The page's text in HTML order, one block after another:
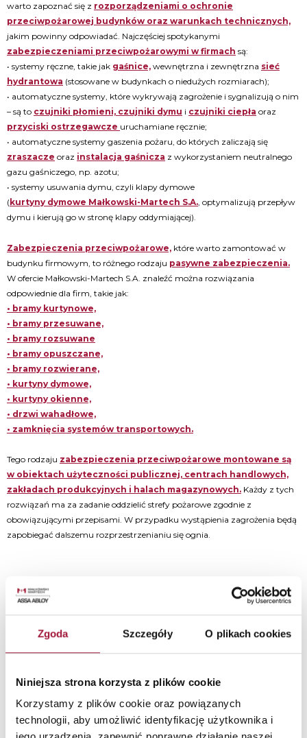
Zgoda Szczegóły O plikach cookies
Niniejsza strona korzysta z plików cookie
Korzystamy z plików cookie oraz powiązanych
technologii, aby umożliwić identyfikację użytkownika i
warto zapoznać się z rozporządzeniami o ochronie
przeciwpożarowej budynków oraz warunkach technicznych,
jakim powinny odpowiadać. Najczęściej spotykanymi
zabezpieczeniami przeciwpożarowymi w firmach są:
• systemy ręczne, takie jak gaśnice, wewnętrzna i zewnętrzna sieć
hydrantowa (stosowane w budynkach o niedużych rozmiarach);
• automatyczne systemy, które wykrywają zagrożenie i sygnalizują o nim
– są to czujniki płomieni, czujniki dymu i czujniki ciepła oraz
przyciski ostrzegawcze uruchamiane ręcznie;
• automatyczne systemy gaszenia pożaru, do których zaliczają się
zraszacze oraz instalacja gaśnicza z wykorzystaniem neutralnego
gazu gaśniczego, np. azotu;
• systemy usuwania dymu, czyli klapy dymowe
( kurtyny dymowe Małkowski-Martech S.A., optymalizują przepływ
dymu i kierują go w stronę klapy oddymiającej).
Zabezpieczenia przeciwpożarowe, które warto zamontować w
budynku firmowym, to różnego rodzaju pasywne zabezpieczenia.
W ofercie Małkowski-Martech S.A. znaleźć można rozwiązania
odpowiednie dla firm, takie jak:
• bramy kurtynowe,
• bramy przesuwane,
• bramy rozsuwane
• bramy opuszczane,
• bramy rozwierane,
• kurtyny dymowe,
• kurtyny okienne,
• drzwi wahadłowe,
• zamknięcia systemów transportowych.
Tego rodzaju zabezpieczenia przeciwpożarowe montowane są
w obiektach użyteczności publicznej, centrach handlowych,
zakładach produkcyjnych i halach magazynowych. Każdy z tych
rozwiązań ma za zadanie oddzielić strefy pożarowe zgodnie z
obowiązującymi przepisami. W przypadku wystąpienia zagrożenia będą
zapobiegać dalszemu rozprzestrzenianiu się ognia.
Zobacz inne wpisy